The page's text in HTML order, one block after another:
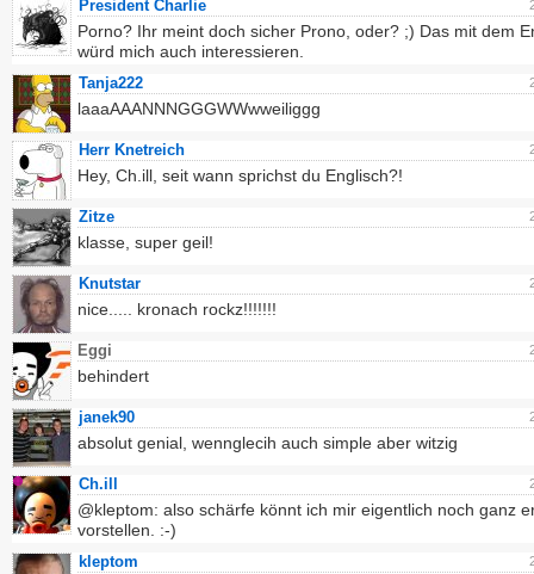
President Charlie
Porno? Ihr meint doch sicher Prono, oder? ;) Das mit dem
würd mich auch interessieren.
Tanja222
laaaAAANNNGGGWWwweiliggg
Herr Knetreich
Hey, Ch.ill, seit wann sprichst du Englisch?!
Zitze
klasse, super geil!
Knutstar
nice..... kronach rockz!!!!!!!
Eggi
behindert
janek90
absolut genial, wennglecih auch simple aber witzig
Ch.ill
@kleptom: also schärfe könnt ich mir eigentlich noch ganz
vorstellen. :-)
kleptom